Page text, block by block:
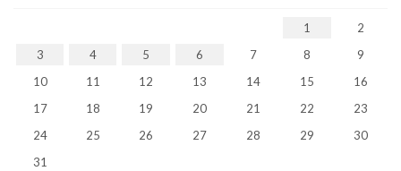
1
2
3
4 5 6 7 8
9
10
11 12 13 14 15
16
17
18 19 20 21 22
23
24
25 26 27 28 29
30
31